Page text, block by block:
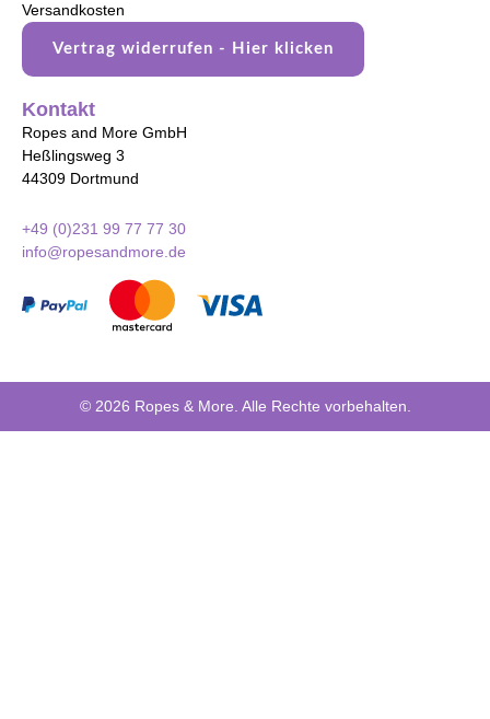
Versandkosten
Vertrag widerrufen - Hier klicken
Kontakt
Ropes and More GmbH
Heßlingsweg 3
44309 Dortmund
+49 (0)231 99 77 77 30
info@ropesandmore.de
© 2026 Ropes & More. Alle Rechte vorbehalten.